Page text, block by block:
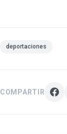
deportaciones
COMPARTIR